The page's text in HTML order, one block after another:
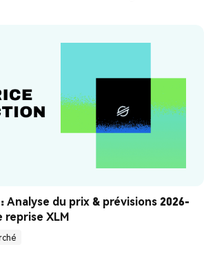
Analyse du prix & prévisions 2026-
reprise XLM